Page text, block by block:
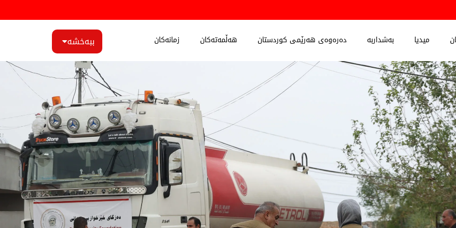
میدیا بەشداربە دەرەوەی هەرێمی کوردستان هەڵمەتەکان زمانەکان ببەخشە